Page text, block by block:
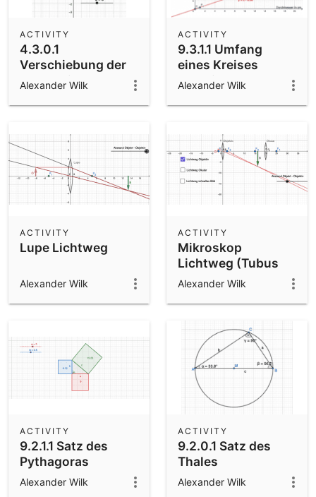
4.3.0.1
Verschiebung der
Parabel in x-
ACTIVITY
Alexander Wilk
9.3.1.1 Umfang
eines Kreises
experimentell
ACTIVITY
Alexander Wilk
Lupe Lichtweg
ACTIVITY
Alexander Wilk
Mikroskop
Lichtweg (Tubus
lang)
ACTIVITY
Alexander Wilk
9.2.1.1 Satz des
Pythagoras
ACTIVITY
Alexander Wilk
9.2.0.1 Satz des
Thales
ACTIVITY
Alexander Wilk